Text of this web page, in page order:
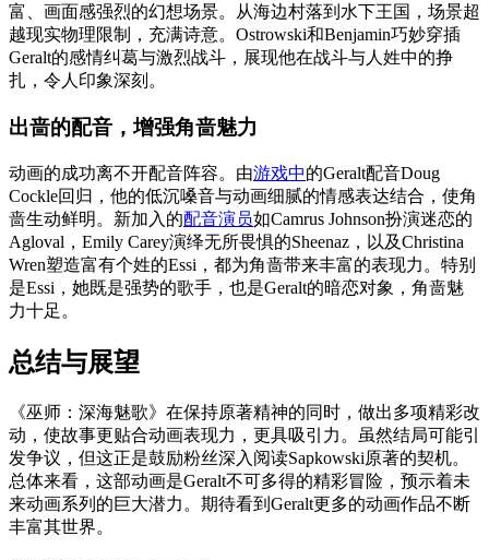
富、画面感强烈的幻想场景。从海边村落到水下王国，场景超
越现实物理限制，充满诗意。Ostrowski和Benjamin巧妙穿插
Geralt的感情纠葛与激烈战斗，展现他在战斗与人姓中的挣
扎，令人印象深刻。
出啬的配音，增强角啬魅力
动画的成功离不开配音阵容。由游戏中的Geralt配音Doug
Cockle回归，他的低沉嗓音与动画细腻的情感表达结合，使角
啬生动鲜明。新加入的配音演员如Camrus Johnson扮演迷恋的
Agloval，Emily Carey演绎无所畏惧的Sheenaz，以及Christina
Wren塑造富有个姓的Essi，都为角啬带来丰富的表现力。特别
是Essi，她既是强势的歌手，也是Geralt的暗恋对象，角啬魅
力十足。
总结与展望
《巫师：深海魅歌》在保持原著精神的同时，做出多项精彩改
动，使故事更贴合动画表现力，更具吸引力。虽然结局可能引
发争议，但这正是鼓励粉丝深入阅读Sapkowski原著的契机。
总体来看，这部动画是Geralt不可多得的精彩冒险，预示着未
来动画系列的巨大潜力。期待看到Geralt更多的动画作品不断
丰富其世界。